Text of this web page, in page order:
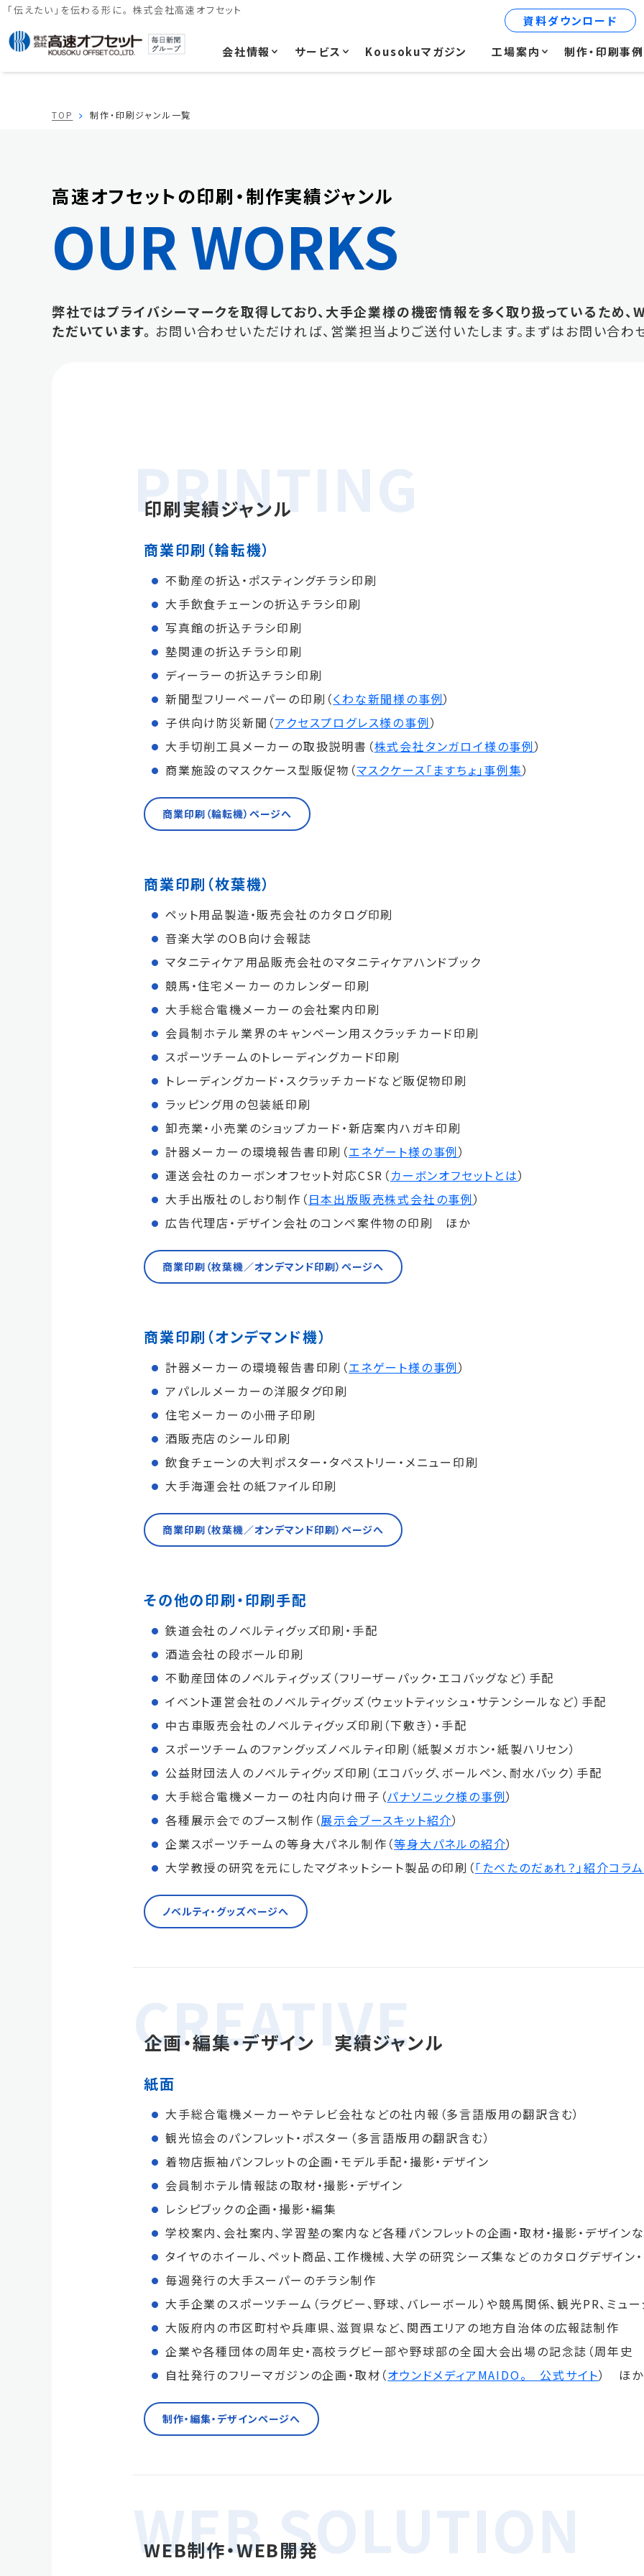
「伝えたい」を伝わる形に。 株式会社高速オフセット
会社情報 サービス Kousokuマガジン 工場案内 制作・印刷事例
資料ダウンロード
TOP 制作・印刷ジャンル一覧
高速オフセットの印刷・制作実績ジャンル
OUR WORKS
弊社ではプライバシーマークを取得しており、大手企業様の機密情報を多く取り扱っているため
ただいています。 お問い合わせいただければ、営業担当よりご送付いたします。まずはお問い合わ
印刷実績ジャンル
商業印刷（輪転機）
不動産の折込・ポスティングチラシ印刷
大手飲食チェーンの折込チラシ印刷
写真館の折込チラシ印刷
塾関連の折込チラシ印刷
ディーラーの折込チラシ印刷
新聞型フリーペーパーの印刷（くわな新聞様の事例）
子供向け防災新聞（アクセスプログレス様の事例）
大手切削工具メーカーの取扱説明書（株式会社タンガロイ様の事例）
商業施設のマスクケース型販促物（マスクケース「ますちょ」事例集）
商業印刷（輪転機）ページへ
商業印刷（枚葉機）
ペット用品製造・販売会社のカタログ印刷
音楽大学のOB向け会報誌
マタニティケア用品販売会社のマタニティケアハンドブック
競馬・住宅メーカーのカレンダー印刷
大手総合電機メーカーの会社案内印刷
会員制ホテル業界のキャンペーン用スクラッチカード印刷
スポーツチームのトレーディングカード印刷
トレーディングカード・スクラッチカードなど販促物印刷
ラッピング用の包装紙印刷
卸売業・小売業のショップカード・新店案内ハガキ印刷
計器メーカーの環境報告書印刷（エネゲート様の事例）
運送会社のカーボンオフセット対応CSR（カーボンオフセットとは）
大手出版社のしおり制作（日本出版販売株式会社の事例）
広告代理店・デザイン会社のコンペ案件物の印刷 ほか
商業印刷（枚葉機／オンデマンド印刷）ページへ
商業印刷（オンデマンド機）
計器メーカーの環境報告書印刷（エネゲート様の事例）
アパレルメーカーの洋服タグ印刷
住宅メーカーの小冊子印刷
酒販売店のシール印刷
飲食チェーンの大判ポスター・タペストリー・メニュー印刷
大手海運会社の紙ファイル印刷
商業印刷（枚葉機／オンデマンド印刷）ページへ
その他の印刷・印刷手配
鉄道会社のノベルティグッズ印刷・手配
酒造会社の段ボール印刷
不動産団体のノベルティグッズ（フリーザーパック・エコバッグなど）手配
イベント運営会社のノベルティグッズ（ウェットティッシュ・サテンシールなど）手配
中古車販売会社のノベルティグッズ印刷（下敷き）・手配
スポーツチームのファングッズノベルティ印刷（紙製メガホン・紙製ハリセン）
公益財団法人のノベルティグッズ印刷（エコバッグ、ボールペン、耐水バック）手配
大手総合電機メーカーの社内向け冊子（パナソニック様の事例）
各種展示会でのブース制作（展示会ブースキット紹介）
企業スポーツチームの等身大パネル制作（等身大パネルの紹介）
大学教授の研究を元にしたマグネットシート製品の印刷（「たべたのだぁれ？」紹介コラム
ノベルティ・グッズページへ
企画・編集・デザイン 実績ジャンル
紙面
大手総合電機メーカーやテレビ会社などの社内報（多言語版用の翻訳含む）
観光協会のパンフレット・ポスター（多言語版用の翻訳含む）
着物店振袖パンフレットの企画・モデル手配・撮影・デザイン
会員制ホテル情報誌の取材・撮影・デザイン
レシピブックの企画・撮影・編集
学校案内、会社案内、学習塾の案内など各種パンフレットの企画・取材・撮影・デザイン
タイヤのホイール、ペット商品、工作機械、大学の研究シーズ集などのカタログデザイン
毎週発行の大手スーパーのチラシ制作
大手企業のスポーツチーム（ラグビー、野球、バレーボール）や競馬関係、観光PR、ミュ
大阪府内の市区町村や兵庫県、滋賀県など、関西エリアの地方自治体の広報誌制作
企業や各種団体の周年史・高校ラグビー部や野球部の全国大会出場の記念誌（周年史
自社発行のフリーマガジンの企画・取材（オウンドメディアMAIDO。 公式サイト） ほか
制作・編集・デザインページへ
WEB制作・WEB開発